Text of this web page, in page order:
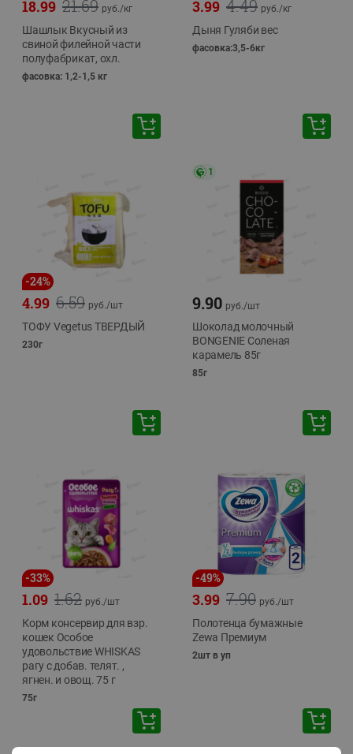
21.69
18.99 руб./кг
Шашлык Вкусный из
свиной филейной части
полуфабрикат, охл.
фасовка: 1,2-1,5 кг
4.49
3.99 руб./кг
Дыня Гуляби вес
фасовка:3,5-6кг
-24%
6.59
4.99 руб./шт
ТОФУ Vegetus ТВЕРДЫЙ
230г
1
9.90 руб./шт
Шоколад молочный
BONGENIE Соленая
карамель 85г
85г
-33%
1.62
1.09 руб./шт
Корм консервир для взр.
кошек Особое
удовольствие WHISKAS
рагу с добав. телят. ,
ягнен. и овощ. 75 г
75г
-49%
7.90
3.99 руб./шт
Полотенца бумажные
Zewa Премиум
2шт в уп